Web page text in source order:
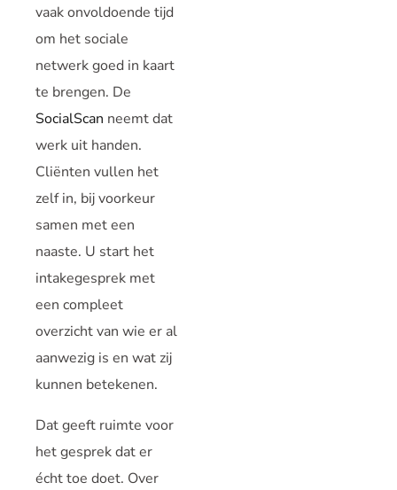
vaak onvoldoende tijd
om het sociale
netwerk goed in kaart
te brengen. De
SocialScan neemt dat
werk uit handen.
Cliënten vullen het
zelf in, bij voorkeur
samen met een
naaste. U start het
intakegesprek met
een compleet
overzicht van wie er al
aanwezig is en wat zij
kunnen betekenen.
Dat geeft ruimte voor
het gesprek dat er
écht toe doet. Over